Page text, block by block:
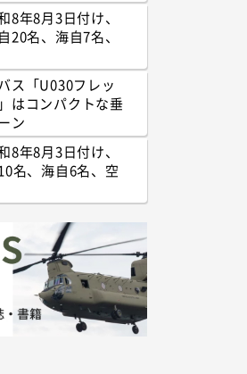
年8月3日付け、
20名、海自7名、
ス「U030フレッ
はコンパクトな垂
ン
年8月3日付け、
名、海自6名、空